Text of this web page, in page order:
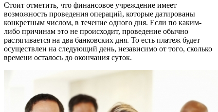
Стоит отметить, что финансовое учреждение имеет
возможность проведения операций, которые датированы
конкретным числом, в течение одного дня. Если по каким-
либо причинам это не происходит, проведение обычно
растягивается на два банковских дня. То есть платеж будет
осуществлен на следующий день, независимо от того, сколько
времени осталось до окончания суток.